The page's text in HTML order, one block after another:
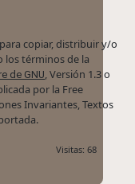
copiar, distribuir y/o
los términos de la
de GNU, Versión 1.3 o
por la Free
Invariantes, Textos
Visitas: 68